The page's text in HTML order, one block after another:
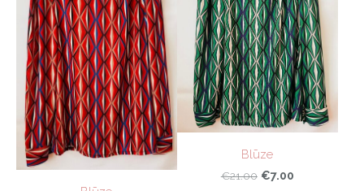
Blūze
€21.00 €7.00